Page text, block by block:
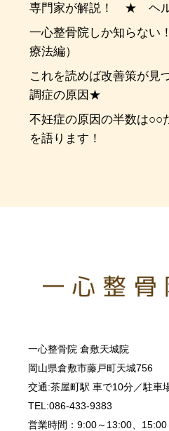
専門家が解説！ ★ ヘ
一心整骨院しか知らない
療法編）
これを読めば改善策が見
調症の原因★
不妊症の原因の半数は○○
を語ります！
一心整骨院 倉敷天城院
岡山県倉敷市藤戸町天城756
交通:茶屋町駅 車で10分／駐車
TEL:086-433-9383
営業時間：9:00～13:00、